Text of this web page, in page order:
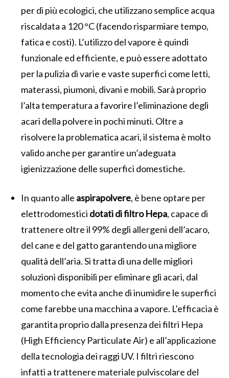
per di più ecologici, che utilizzano semplice acqua
riscaldata a 120 °C (facendo risparmiare tempo,
fatica e costi). L’utilizzo del vapore è quindi
funzionale ed efficiente, e può essere adottato
per la pulizia di varie e vaste superfici come letti,
materassi, piumoni, divani e mobili. Sarà proprio
l’alta temperatura a favorire l’eliminazione degli
acari della polvere in pochi minuti. Oltre a
risolvere la problematica acari, il sistema è molto
valido anche per garantire un’adeguata
igienizzazione delle superfici domestiche.
In quanto alle aspirapolvere, è bene optare per
elettrodomestici dotati di filtro Hepa, capace di
trattenere oltre il 99% degli allergeni dell’acaro,
del cane e del gatto garantendo una migliore
qualità dell’aria. Si tratta di una delle migliori
soluzioni disponibili per eliminare gli acari, dal
momento che evita anche di inumidire le superfici
come farebbe una macchina a vapore. L’efficacia è
garantita proprio dalla presenza dei filtri Hepa
(High Efficiency Particulate Air) e all’applicazione
della tecnologia dei raggi UV. I filtri riescono
infatti a trattenere materiale pulviscolare del